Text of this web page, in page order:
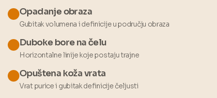
Opadanje obraza
Gubitak volumena i definicije u području obraza
Duboke bore na čelu
Horizontalne linije koje postaju trajne
Opuštena koža vrata
Vrat purice i gubitak definicije čeljusti